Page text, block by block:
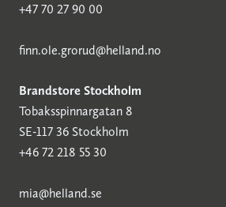
+47 70 27 90 00
finn.ole.grorud@helland.no
Brandstore Stockholm
Tobaksspinnargatan 8
SE-117 36 Stockholm
+46 72 218 55 30
mia@helland.se